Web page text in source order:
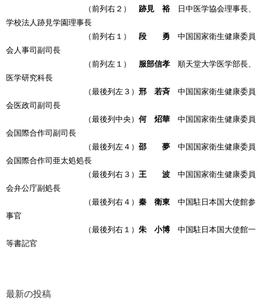
（前列右２） 跡見 裕 日中医学協会理事長、
学校法人跡見学園理事長
（前列右１） 段 勇 中国国家衛生健康委員
会人事司副司長
（前列左１） 服部信孝 順天堂大学医学部長、
医学研究科長
（最後列左３） 邢 若斉 中国国家衛生健康委員
会医政司副司長
（最後列中央） 何 炤華 中国国家衛生健康委員
会国際合作司副司長
（最後列左４） 邵 夢 中国国家衛生健康委員
会国際合作司亜太処処長
（最後列右３） 王 波 中国国家衛生健康委員
会弁公庁副処長
（最後列右４）秦 衛東 中国駐日本国大使館参
事官
（最後列右１） 朱 小博 中国駐日本国大使館一
等書記官
最新の投稿